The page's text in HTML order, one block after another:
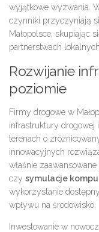
wyjątkowe wyzwania.
czynniki przyczyniają
Małopolsce, skupiając
partnerstwach
Rozwijanie
poziomie
Firmy drogowe w
infrastruktury drogowej
terenach o
innowacyjnych
właśnie
czy symulacje
wykorzystanie
wpływu na środowisko.
Inwestowanie w